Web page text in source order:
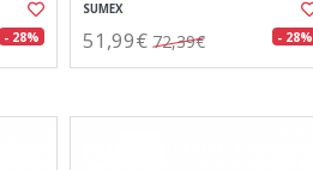
- 28%
SUMEX
51,99€ 72,39€ - 28%